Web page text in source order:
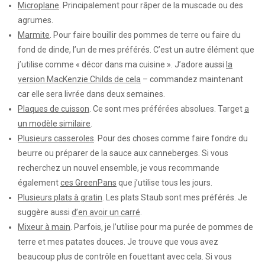
Microplane. Principalement pour râper de la muscade ou des
agrumes.
Marmite. Pour faire bouillir des pommes de terre ou faire du
fond de dinde, l’un de mes préférés. C’est un autre élément que
j’utilise comme « décor dans ma cuisine ». J’adore aussi la
version MacKenzie Childs de cela – commandez maintenant
car elle sera livrée dans deux semaines.
Plaques de cuisson. Ce sont mes préférées absolues. Targeta
un modèle similaire.
Plusieurs casseroles. Pour des choses comme faire fondre du
beurre ou préparer de la sauce aux canneberges. Si vous
recherchez un nouvel ensemble, je vous recommande
égalementces GreenPans que j’utilise tous les jours.
Plusieurs plats à gratin. Les plats Staub sont mes préférés. Je
suggère aussi d’en avoir un carré.
Mixeur à main. Parfois, je l’utilise pour ma purée de pommes de
terre et mes patates douces. Je trouve que vous avez
beaucoup plus de contrôle en fouettant avec cela. Si vous